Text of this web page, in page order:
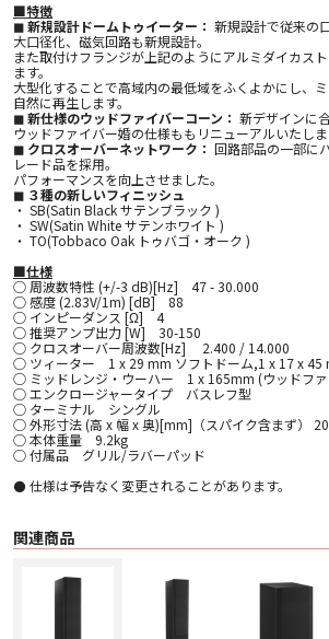
■特徴
◼ 新規設計ドームトゥイーター： 新規設計で従来の
大口径化、磁気回路も新規設計。
また取付けフランジが上記のようにアルミダイカス
ます。
大型化することで高域内の最低域をふくよかにし、
自然に再生します。
◼ 新仕様のウッドファイバーコーン： 新デザインに
ウッドファイバー婚の仕様ももリニューアルいたしま
◼ クロスオーバーネットワーク： 回路部品の一部に
レード品を採用。
パフォーマンスを向上させました。
◼ ３種の新しいフィニッシュ
・ SB(Satin Black サテンブラック )
・ SW(Satin White サテンホワイト )
・ TO(Tobbaco Oak トゥバゴ・オーク )
■仕様
○ 周波数特性 (+/-3 dB)[Hz] 47 - 30.000
○ 感度 (2.83V/1m) [dB] 88
○ インピーダンス [Ω] 4
○ 推奨アンプ出力 [W] 30-150
○ クロスオーバー周波数[Hz] 2.400 / 14.000
○ ツィーター 1 x 29 mm ソフトドーム,1 x 17 x 45
○ ミッドレンジ・ウーハー 1 x 165mm (ウッドファ
○ エンクロージャータイプ バスレフ型
○ ターミナル シングル
○ 外形寸法 (高 x 幅 x 奥)[mm]（スパイク含まず）
○ 本体重量 9.2kg
○ 付属品 グリル/ラバーパッド
⚫ 仕様は予告なく変更されることがあります。
関連商品